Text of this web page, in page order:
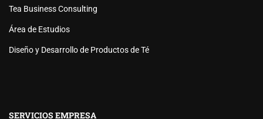
Tea Business Consulting
Área de Estudios
Diseño y Desarrollo de Productos de Té
SERVICIOS EMPRESA